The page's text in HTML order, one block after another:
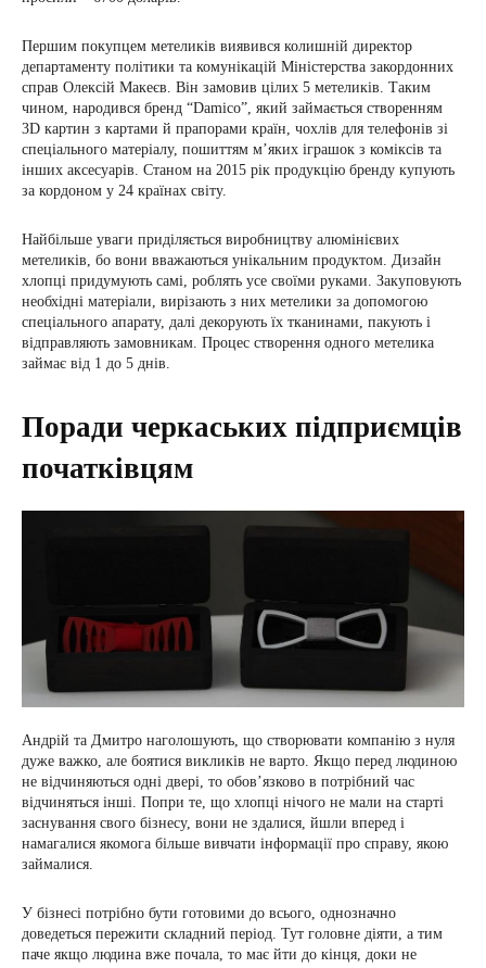
Першим покупцем метеликів виявився колишній директор
департаменту політики та комунікацій Міністерства закордонних
справ Олексій Макеєв. Він замовив цілих 5 метеликів. Таким
чином, народився бренд “Damico”, який займається створенням
3D картин з картами й прапорами країн, чохлів для телефонів зі
спеціального матеріалу, пошиттям м’яких іграшок з коміксів та
інших аксесуарів. Станом на 2015 рік продукцію бренду купують
за кордоном у 24 країнах світу.
Найбільше уваги приділяється виробництву алюмінієвих
метеликів, бо вони вважаються унікальним продуктом. Дизайн
хлопці придумують самі, роблять усе своїми руками. Закуповують
необхідні матеріали, вирізають з них метелики за допомогою
спеціального апарату, далі декорують їх тканинами, пакують і
відправляють замовникам. Процес створення одного метелика
займає від 1 до 5 днів.
Поради черкаських підприємців
початківцям
Андрій та Дмитро наголошують, що створювати компанію з нуля
дуже важко, але боятися викликів не варто. Якщо перед людиною
не відчиняються одні двері, то обов’язково в потрібний час
відчиняться інші. Попри те, що хлопці нічого не мали на старті
заснування свого бізнесу, вони не здалися, йшли вперед і
намагалися якомога більше вивчати інформації про справу, якою
займалися.
У бізнесі потрібно бути готовими до всього, однозначно
доведеться пережити складний період. Тут головне діяти, а тим
паче якщо людина вже почала, то має йти до кінця, доки не